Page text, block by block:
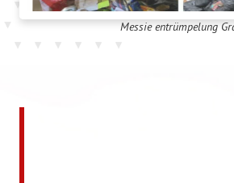
Messie entrümpelung